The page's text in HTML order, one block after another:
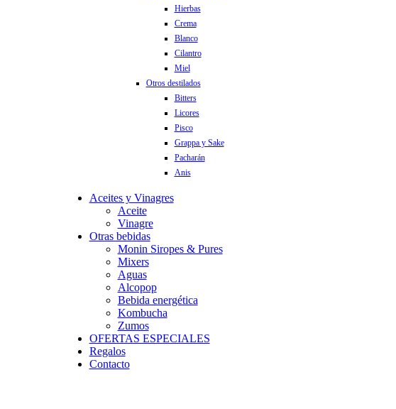
Hierbas
Crema
Blanco
Cilantro
Miel
Otros destilados
Bitters
Licores
Pisco
Grappa y Sake
Pacharán
Anis
Aceites y Vinagres
Aceite
Vinagre
Otras bebidas
Monin Siropes & Pures
Mixers
Aguas
Alcopop
Bebida energética
Kombucha
Zumos
OFERTAS ESPECIALES
Regalos
Contacto